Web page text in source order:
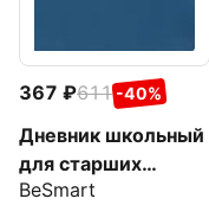
367 611 -40%
Дневник школьный
для старших
классов Block,
BeSmart